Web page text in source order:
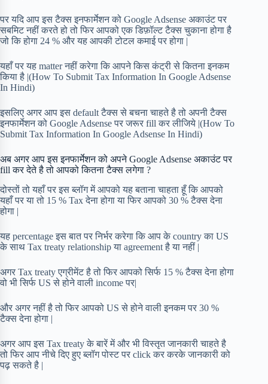
पर यदि आप इस टैक्स इनफार्मेशन को Google Adsense अकाउंट पर
सबमिट नहीं करते हो तो फिर आपको एक डिफ़ॉल्ट टैक्स चुकाना होगा है
जो कि होगा 24 % और यह आपकी टोटल कमाई पर होगा |
यहाँ पर यह matter नहीं करेगा कि आपने किस कंट्री से कितना इनकम
किया है |(How To Submit Tax Information In Google Adsense
In Hindi)
इसलिए अगर आप इस default टैक्स से बचना चाहते है तो अपनी टैक्स
इनफार्मेशन को Google Adsense पर जरूर fill कर लीजिये |(How To
Submit Tax Information In Google Adsense In Hindi)
अब अगर आप इस इनफार्मेशन को अपने Google Adsense अकाउंट पर
fill कर देते है तो आपको कितना टैक्स लगेगा ?
दोस्तों तो यहाँ पर इस ब्लॉग में आपको यह बताना चाहता हूँ कि आपको
यहाँ पर या तो 15 % Tax देना होगा या फिर आपको 30 % टैक्स देना
होगा |
यह percentage इस बात पर निर्भर करेगा कि आप के country का US
के साथ Tax treaty relationship या agreement है या नहीं |
अगर Tax treaty एग्रीमेंट है तो फिर आपको सिर्फ 15 % टैक्स देना होगा
वो भी सिर्फ US से होने वाली income पर|
और अगर नहीं है तो फिर आपको US से होने वाली इनकम पर 30 %
टैक्स देना होगा |
अगर आप इस Tax treaty के बारें में और भी विस्तृत जानकारी चाहते है
तो फिर आप नीचे दिए हुए ब्लॉग पोस्ट पर click कर करके जानकारी को
पढ़ सकते है |